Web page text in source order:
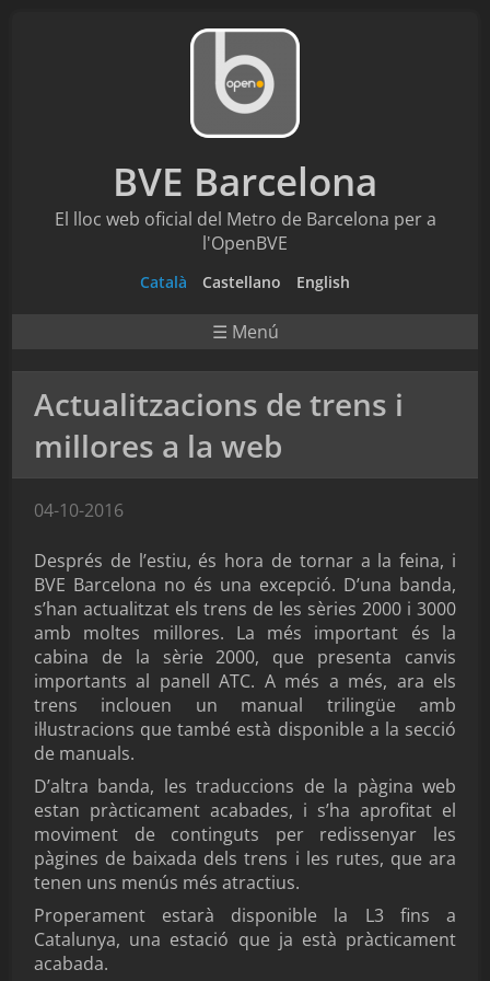
BVE Barcelona
El lloc web oficial del Metro de Barcelona per a
l'OpenBVE
Català Castellano English
☰ Menú
Actualitzacions de trens i
millores a la web
04-10-2016
Després de l’estiu, és hora de tornar a la feina, i
BVE Barcelona no és una excepció. D’una banda,
s’han actualitzat els trens de les sèries 2000 i 3000
amb moltes millores. La més important és la
cabina de la sèrie 2000, que presenta canvis
importants al panell ATC. A més a més, ara els
trens inclouen un manual trilingüe amb
il·lustracions que també està disponible a la secció
de manuals.
D’altra banda, les traduccions de la pàgina web
estan pràcticament acabades, i s’ha aprofitat el
moviment de continguts per redissenyar les
pàgines de baixada dels trens i les rutes, que ara
tenen uns menús més atractius.
Properament estarà disponible la L3 fins a
Catalunya, una estació que ja està pràcticament
acabada.